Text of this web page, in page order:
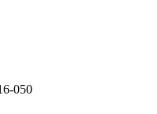
050